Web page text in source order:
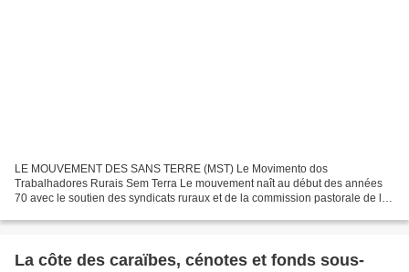
LE MOUVEMENT DES SANS TERRE (MST) Le Movimento dos
Trabalhadores Rurais Sem Terra Le mouvement naît au début des années
70 avec le soutien des syndicats ruraux et de la commission pastorale de la
La côte des caraïbes, cénotes et fonds sous-